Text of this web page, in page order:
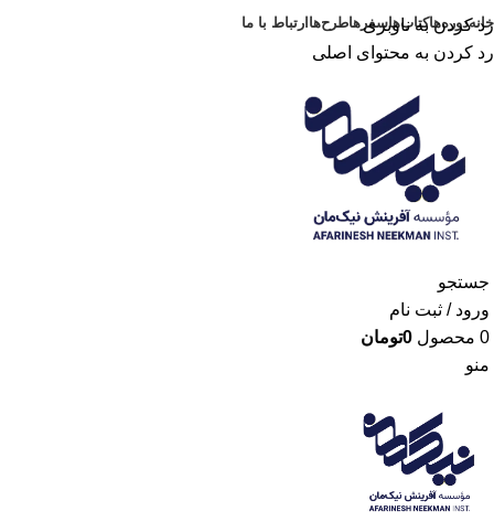
رد کردن به ناوبری
رد کردن به محتوای اصلی
خانهدوره‌هاکتاب‌هاسفرهاطرح‌ها ارتباط با ما
جستجو
ورود / ثبت نام
0 محصول 0تومان
منو